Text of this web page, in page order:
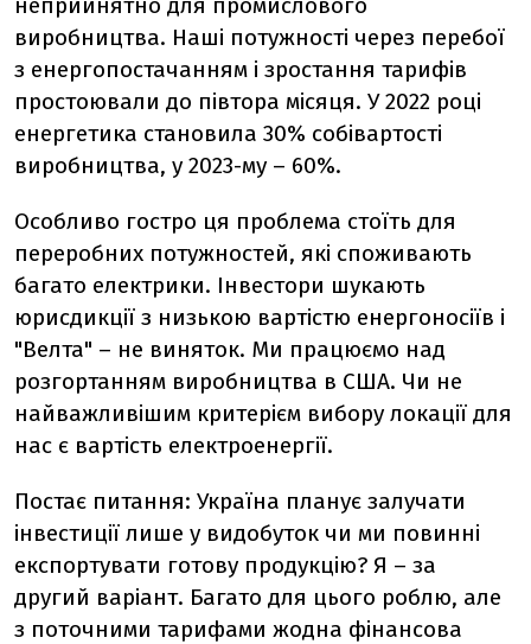
виробництва. Наші потужності через перебої
з енергопостачанням і зростання тарифів
простоювали до півтора місяця. У 2022 році
енергетика становила 30% собівартості
виробництва, у 2023-му – 60%.
Особливо гостро ця проблема стоїть для
переробних потужностей, які споживають
багато електрики. Інвестори шукають
юрисдикції з низькою вартістю енергоносіїв і
"Велта" – не виняток. Ми працюємо над
розгортанням виробництва в США. Чи не
найважливішим критерієм вибору локації для
нас є вартість електроенергії.
Постає питання: Україна планує залучати
інвестиції лише у видобуток чи ми повинні
експортувати готову продукцію? Я – за
другий варіант. Багато для цього роблю, але
з поточними тарифами жодна фінансова